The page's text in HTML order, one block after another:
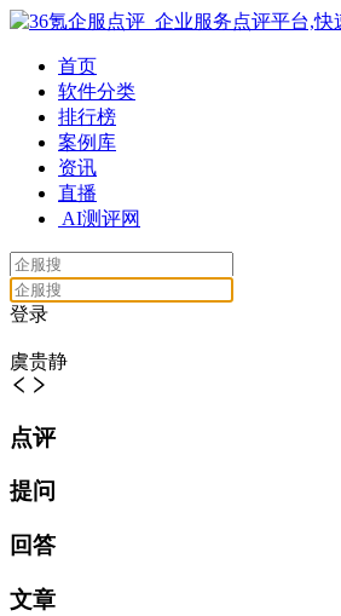
首页
软件分类
排行榜
案例库
资讯
直播
AI测评网
登录
虞贵静
点评
提问
回答
文章